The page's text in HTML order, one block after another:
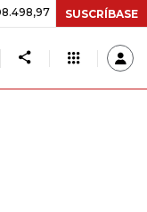
+$ 8.753,81 +2,19%
SUSCRÍBASE